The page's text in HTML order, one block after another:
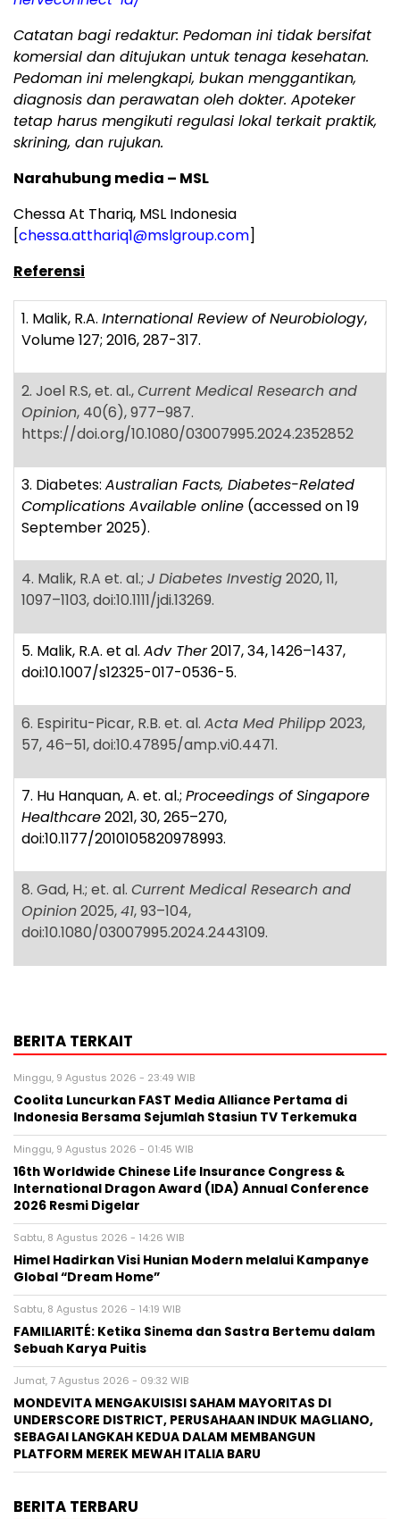
Catatan bagi redaktur: Pedoman ini tidak bersifat
komersial dan ditujukan untuk tenaga kesehatan.
Pedoman ini melengkapi, bukan menggantikan,
diagnosis dan perawatan oleh dokter. Apoteker
tetap harus mengikuti regulasi lokal terkait praktik,
skrining, dan rujukan.
Narahubung media – MSL
Chessa At Thariq, MSL Indonesia
[chessa.atthariq1@mslgroup.com]
Referensi
1. Malik, R.A. International Review of Neurobiology,
Volume 127; 2016, 287-317.
2. Joel R.S, et. al.,Current Medical Research and
Opinion, 40(6), 977–987.
https://doi.org/10.1080/03007995.2024.2352852
3. Diabetes: Australian Facts, Diabetes-Related
Complications Available online (accessed on 19
September 2025).
4. Malik, R.A et. al.; J Diabetes Investig2020, 11,
1097–1103, doi:10.1111/jdi.13269.
5. Malik, R.A. et al. Adv Ther2017, 34, 1426–1437,
doi:10.1007/s12325-017-0536-5.
6. Espiritu-Picar, R.B. et. al. Acta Med Philipp2023,
57, 46–51, doi:10.47895/amp.vi0.4471.
7. Hu Hanquan, A. et. al.; Proceedings of Singapore
Healthcare2021, 30, 265–270,
doi:10.1177/2010105820978993.
8. Gad, H.; et. al. Current Medical Research and
Opinion2025,41, 93–104,
doi:10.1080/03007995.2024.2443109.
BERITA TERKAIT
Minggu, 9 Agustus 2026 - 23:49 WIB
Coolita Luncurkan FAST Media Alliance Pertama di
Indonesia Bersama Sejumlah Stasiun TV Terkemuka
Minggu, 9 Agustus 2026 - 01:45 WIB
16th Worldwide Chinese Life Insurance Congress &
International Dragon Award (IDA) Annual Conference
2026 Resmi Digelar
Sabtu, 8 Agustus 2026 - 14:26 WIB
Himel Hadirkan Visi Hunian Modern melalui Kampanye
Global “Dream Home”
Sabtu, 8 Agustus 2026 - 14:19 WIB
FAMILIARITÉ: Ketika Sinema dan Sastra Bertemu dalam
Sebuah Karya Puitis
Jumat, 7 Agustus 2026 - 09:32 WIB
MONDEVITA MENGAKUISISI SAHAM MAYORITAS DI
UNDERSCORE DISTRICT, PERUSAHAAN INDUK MAGLIANO,
SEBAGAI LANGKAH KEDUA DALAM MEMBANGUN
PLATFORM MEREK MEWAH ITALIA BARU
BERITA TERBARU